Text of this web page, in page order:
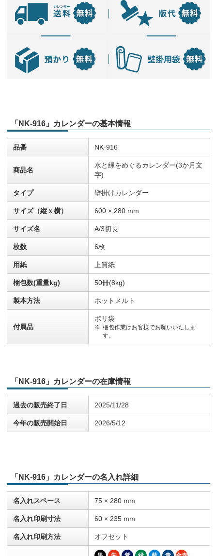
「NK-916」カレンダーの基本情報
品番 NK-916
商品名
水と緑をめぐるカレンダー(3か月文
字)
タイプ 壁掛けカレンダー
サイズ（縦ｘ横） 600 × 280 mm
サイズ名 A/3切長
枚数 6枚
用紙 上質紙
梱包数(重量kg) 50冊(8kg)
製本方法 ホットメルト
付属品
ポリ袋
梱包作業はお客様でお願いいたしま
す。
「NK-916」カレンダーの在庫情報
過去の販売終了日 2025/11/28
今年の販売開始日 2026/5/12
「NK-916」カレンダーの名入れ詳細
名入れスペース 75 × 280 mm
名入れ印刷寸法 60 × 235 mm
名入れ印刷方法 オフセット